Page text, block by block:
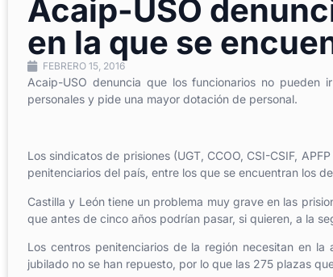
Acaip-USO
en la que se
FEBRERO 15, 2016
Acaip-USO denuncia que los funcionarios no
personales y pide una mayor dotación de personal.
Los sindicatos de prisiones (UGT, CCOO, CSI-CSIF,
penitenciarios del país, entre los que se encuentran los
Castilla y León tiene un problema muy grave en las
que antes de cinco años podrían pasar, si quieren, a la
Los centros penitenciarios de la región necesitan en
jubilado no se han repuesto, por lo que las 275 plazas